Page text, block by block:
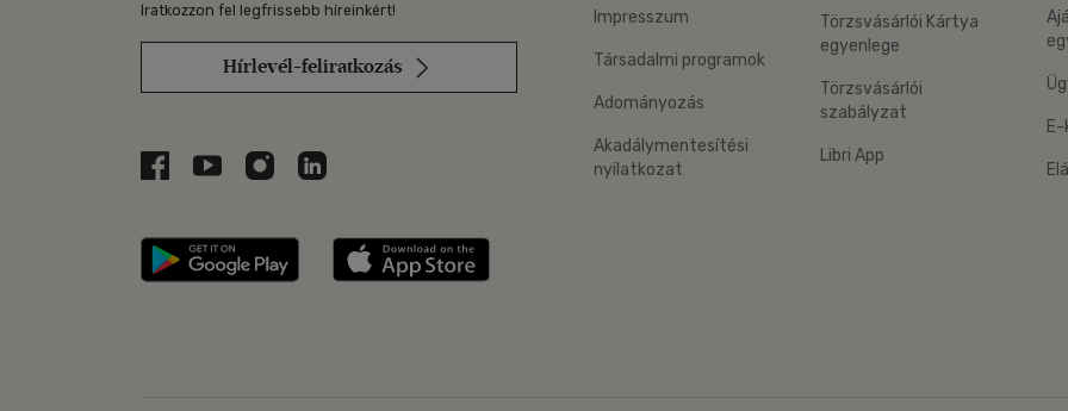
Iratkozzon fel legfrissebb híreinkért!
Hírlevél-feliratkozás
Libri a Facebookon
Libri a Youtube-on
Libri az Instagramon
Libri a LinkedInen
Libri applikáció Szerezd meg: Google Play
Impresszum
Társadalmi programok
Adományozás
Akadálymentesítési
nyilatkozat
Törzsvásárlói Kártya
egyenlege
Törzsvásárlói
szabályzat
Libri App